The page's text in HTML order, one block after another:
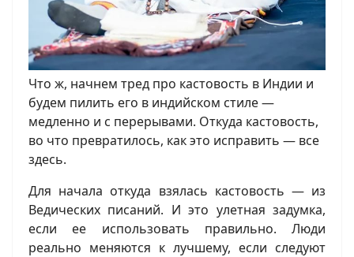
Что ж, начнем тред про кастовость в Индии и
будем пилить его в индийском стиле —
медленно и с перерывами. Откуда кастовость,
во что превратилось, как это исправить — все
здесь.
Для начала откуда взялась кастовость — из
Ведических писаний. И это улетная задумка,
если ее использовать правильно. Люди
реально меняются к лучшему, если следуют